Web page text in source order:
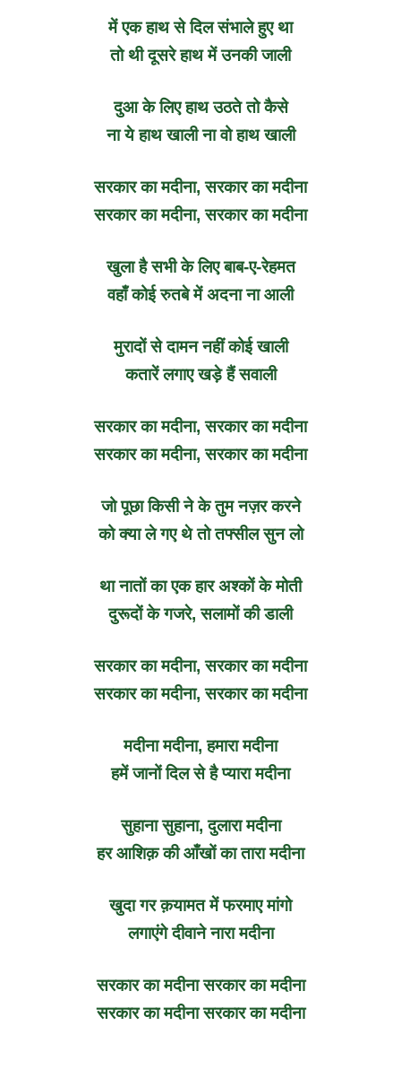
में एक हाथ से दिल संभाले हुए था
तो थी दूसरे हाथ में उनकी जाली
दुआ के लिए हाथ उठते तो कैसे
ना ये हाथ खाली ना वो हाथ खाली
सरकार का मदीना, सरकार का मदीना
सरकार का मदीना, सरकार का मदीना
खुला है सभी के लिए बाब-ए-रेहमत
वहाँ कोई रुतबे में अदना ना आली
मुरादों से दामन नहीं कोई खाली
कतारें लगाए खड़े हैं सवाली
सरकार का मदीना, सरकार का मदीना
सरकार का मदीना, सरकार का मदीना
जो पूछा किसी ने के तुम नज़र करने
को क्या ले गए थे तो तफ्सील सुन लो
था नातों का एक हार अश्कों के मोती
दुरूदों के गजरे, सलामों की डाली
सरकार का मदीना, सरकार का मदीना
सरकार का मदीना, सरकार का मदीना
मदीना मदीना, हमारा मदीना
हमें जानों दिल से है प्यारा मदीना
सुहाना सुहाना, दुलारा मदीना
हर आशिक़ की आँखों का तारा मदीना
खुदा गर क़यामत में फरमाए मांगो
लगाएंगे दीवाने नारा मदीना
सरकार का मदीना सरकार का मदीना
सरकार का मदीना सरकार का मदीना